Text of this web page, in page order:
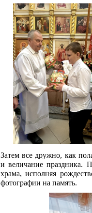
Затем все дружно, как
и величание праздника.
храма, исполняя
фотографии на память.